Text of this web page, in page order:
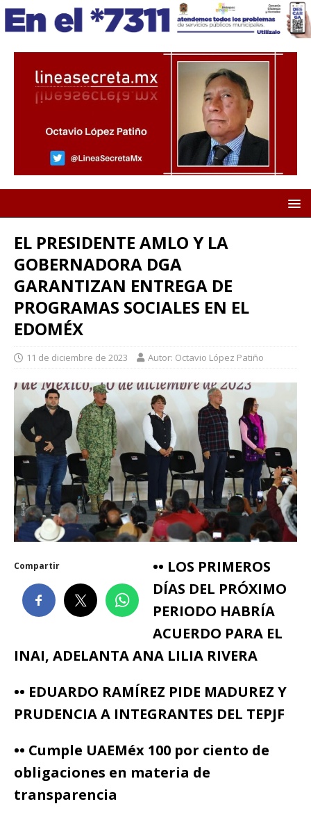
EL PRESIDENTE AMLO Y LA
GOBERNADORA DGA
GARANTIZAN ENTREGA DE
PROGRAMAS SOCIALES EN EL
EDOMÉX
11 de diciembre de 2023 Autor: Octavio López Patiño
Compartir
•• LOS PRIMEROS
DÍAS DEL PRÓXIMO
PERIODO HABRÍA
ACUERDO PARA EL
INAI, ADELANTA ANA LILIA RIVERA
•• EDUARDO RAMÍREZ PIDE MADUREZ Y
PRUDENCIA A INTEGRANTES DEL TEPJF
•• Cumple UAEMéx 100 por ciento de
obligaciones en materia de
transparencia